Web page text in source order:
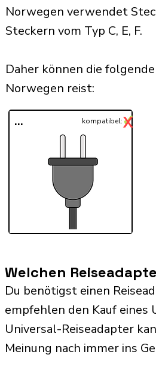
Norwegen verwendet
Steckern vom Typ C, E, F.
Daher können die
Norwegen reist:​
... ✓
kompatibel:X
Welchen
Du benötigst einen
empfehlen den Kauf eines
Universal-Reiseadapter
Meinung nach immer ins